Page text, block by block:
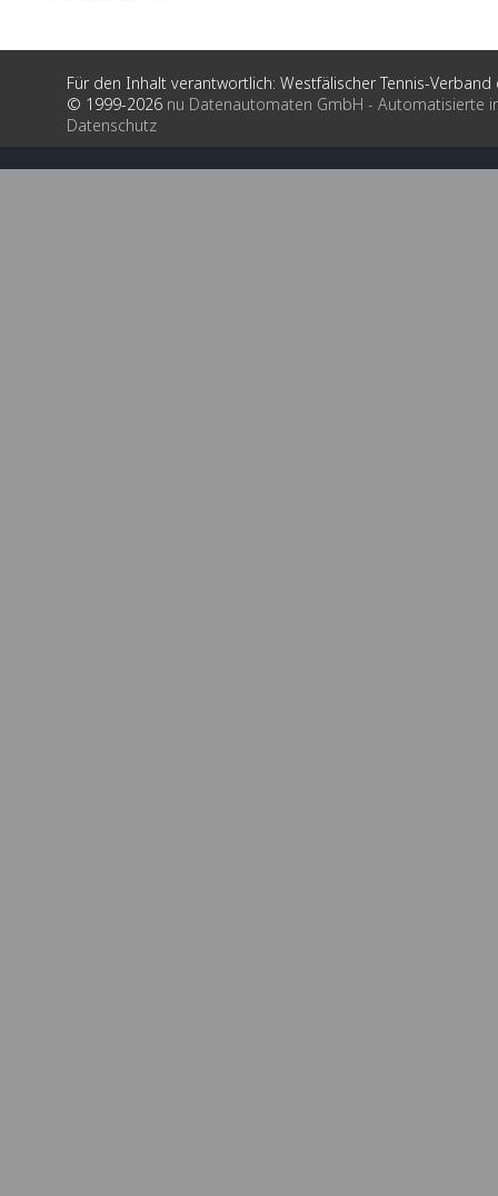
Für den Inhalt verantwortlich: Westfälischer Tennis-Verband
© 1999-2026 nu Datenautomaten GmbH - Automatisierte
Datenschutz